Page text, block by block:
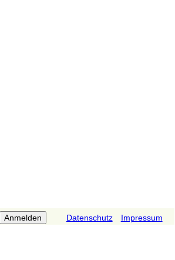
Datenschutz Impressum